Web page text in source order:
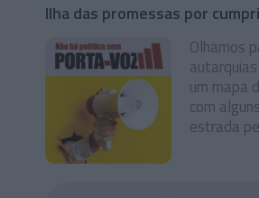
Ilha das promessas por
Olhamos
um mapa
com
estrada